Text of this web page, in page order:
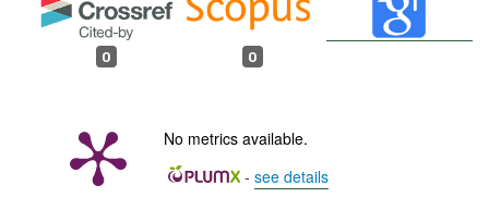
0 0
No metrics available.
- see details